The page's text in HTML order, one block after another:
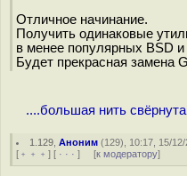
Отличное начинание.
Получить одинаковые
в менее популярных BSD
Будет прекрасная замена
....большая нить
1.129 ,Аноним (129), 10:17, 15/
[ ﹢﹢﹢ ] [ · · · ] [к модератору]